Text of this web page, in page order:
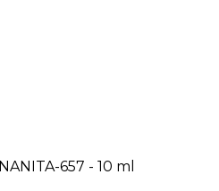
NANITA-657 - 10 ml